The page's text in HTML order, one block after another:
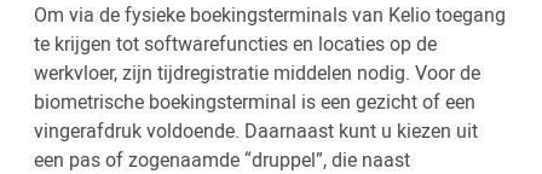
Om via de fysieke boekingsterminals van Kelio toegang
te krijgen tot softwarefuncties en locaties op de
werkvloer, zijn tijdregistratie middelen nodig. Voor de
biometrische boekingsterminal is een gezicht of een
vingerafdruk voldoende. Daarnaast kunt u kiezen uit
een pas of zogenaamde “druppel”, die naast